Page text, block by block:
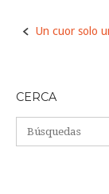
Un cuor solo
CERCA